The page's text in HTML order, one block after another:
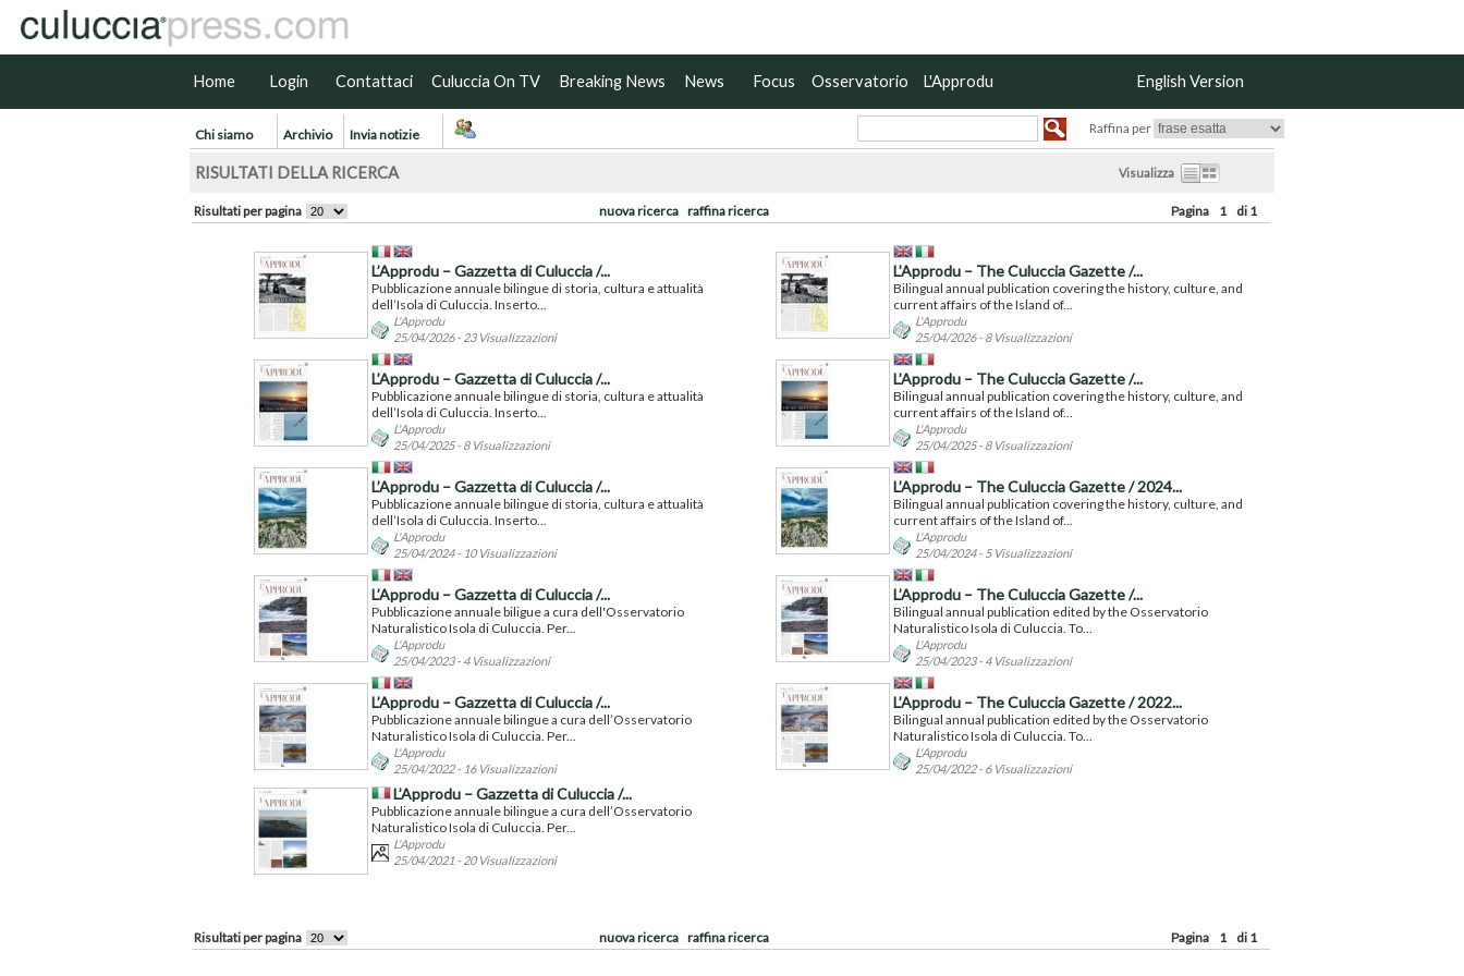
Home Login Contattaci Culuccia On TV Breaking News News Focus Osservatorio L'Approdu English Version
Chi siamo Archivio Invia notizie Raffina per
RISULTATI DELLA RICERCA Visualizza
Risultati per pagina nuova ricerca raffina ricerca Pagina 1 di 1
L’Approdu – Gazzetta di Culuccia /...
Pubblicazione annuale bilingue di storia, cultura e attualità
dell’Isola di Culuccia. Inserto...
L'Approdu
25/04/2026 - 23 Visualizzazioni
L’Approdu – The Culuccia Gazette /...
Bilingual annual publication covering the history, culture, and
current affairs of the Island of...
L'Approdu
25/04/2026 - 8 Visualizzazioni
L’Approdu – Gazzetta di Culuccia /...
Pubblicazione annuale bilingue di storia, cultura e attualità
dell’Isola di Culuccia. Inserto...
L'Approdu
25/04/2025 - 8 Visualizzazioni
L’Approdu – The Culuccia Gazette /...
Bilingual annual publication covering the history, culture, and
current affairs of the Island of...
L'Approdu
25/04/2025 - 8 Visualizzazioni
L’Approdu – Gazzetta di Culuccia /...
Pubblicazione annuale bilingue di storia, cultura e attualità
dell’Isola di Culuccia. Inserto...
L'Approdu
25/04/2024 - 10 Visualizzazioni
L’Approdu – The Culuccia Gazette / 2024...
Bilingual annual publication covering the history, culture, and
current affairs of the Island of...
L'Approdu
25/04/2024 - 5 Visualizzazioni
L’Approdu – Gazzetta di Culuccia /...
Pubblicazione annuale biligue a cura dell'Osservatorio
Naturalistico Isola di Culuccia. Per...
L'Approdu
25/04/2023 - 4 Visualizzazioni
L’Approdu – The Culuccia Gazette /...
Bilingual annual publication edited by the Osservatorio
Naturalistico Isola di Culuccia. To...
L'Approdu
25/04/2023 - 4 Visualizzazioni
L’Approdu – Gazzetta di Culuccia /...
Pubblicazione annuale bilingue a cura dell’Osservatorio
Naturalistico Isola di Culuccia. Per...
L'Approdu
25/04/2022 - 16 Visualizzazioni
L’Approdu – The Culuccia Gazette / 2022...
Bilingual annual publication edited by the Osservatorio
Naturalistico Isola di Culuccia. To...
L'Approdu
25/04/2022 - 6 Visualizzazioni
L’Approdu – Gazzetta di Culuccia /...
Pubblicazione annuale bilingue a cura dell’Osservatorio
Naturalistico Isola di Culuccia. Per...
L'Approdu
25/04/2021 - 20 Visualizzazioni
Risultati per pagina nuova ricerca raffina ricerca Pagina 1 di 1